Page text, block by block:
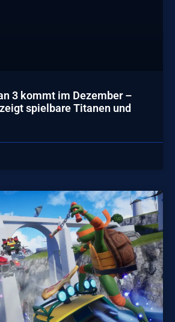
3 kommt im Dezember –
spielbare Titanen und